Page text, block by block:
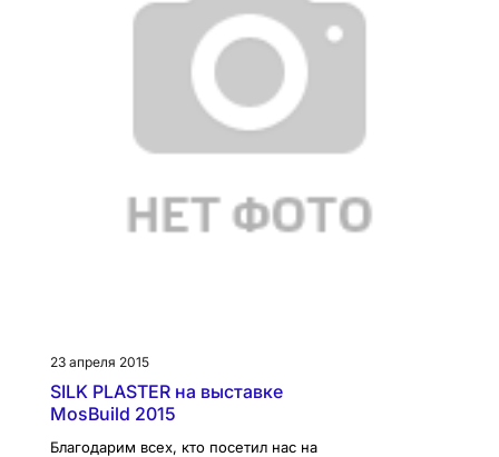
23 апреля 2015
SILK PLASTER на выставке
MosBuild 2015
Благодарим всех, кто посетил нас на